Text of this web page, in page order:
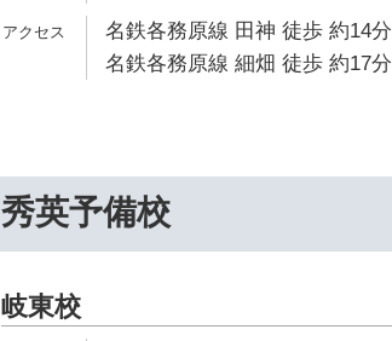
名鉄各務原線 田神 徒歩 約14分
名鉄各務原線 細畑 徒歩 約17分
秀英予備校
岐東校